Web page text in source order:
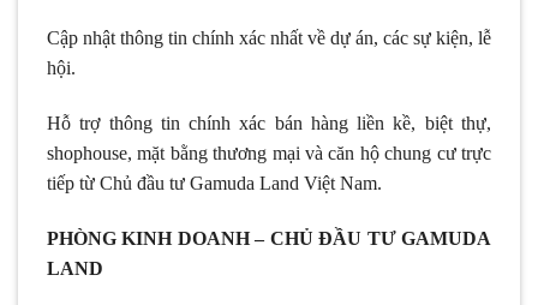
Cập nhật thông tin chính xác nhất về dự án, các sự kiện, lễ
hội.
Hỗ trợ thông tin chính xác bán hàng liền kề, biệt thự,
shophouse, mặt bằng thương mại và căn hộ chung cư trực
tiếp từ Chủ đầu tư Gamuda Land Việt Nam.
PHÒNG KINH DOANH – CHỦ ĐẦU TƯ GAMUDA
LAND